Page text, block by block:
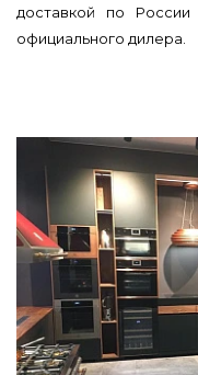
доставкой по
официального дилера.